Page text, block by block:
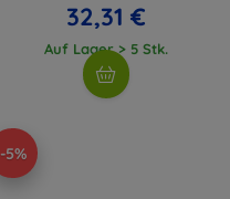
32,31 €
Auf Lager > 5 Stk.
-5%